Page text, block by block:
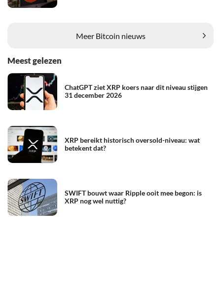
Meer Bitcoin nieuws
Meest gelezen
ChatGPT ziet XRP koers naar dit niveau stijgen
31 december 2026
XRP bereikt historisch oversold-niveau: wat
betekent dat?
SWIFT bouwt waar Ripple ooit mee begon: is
XRP nog wel nuttig?